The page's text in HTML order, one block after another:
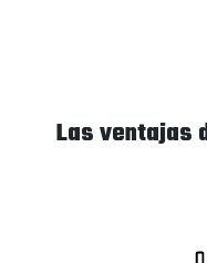
Las ventajas